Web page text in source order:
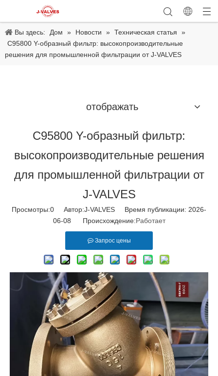
Вы здесь: Дом » Новости » Техническая статья
»
C95800 Y-образный фильтр: высокопроизводительные
решения для промышленной фильтрации от J-VALVES
отображать
C95800 Y-образный фильтр:
высокопроизводительные решения
для промышленной фильтрации от
J-VALVES
Просмотры:0 Автор:J-VALVES Время публикации: 2026-
06-08 Происхождение:Работает
Запрос цены